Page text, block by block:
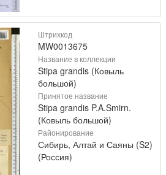
Штрихкод
MW0013675
Название в коллекции
Stipa grandis (Ковыль
большой)
Принятое название
Stipa grandis P.A.Smirn.
(Ковыль большой)
Районирование
Сибирь, Алтай и Саяны (S2)
(Россия)